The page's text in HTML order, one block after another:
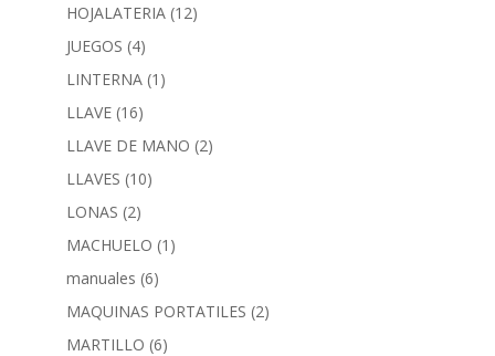
HOJALATERIA (12)
JUEGOS (4)
LINTERNA (1)
LLAVE (16)
LLAVE DE MANO (2)
LLAVES (10)
LONAS (2)
MACHUELO (1)
manuales (6)
MAQUINAS PORTATILES (2)
MARTILLO (6)